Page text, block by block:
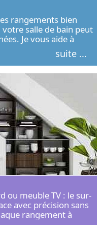
rangements bien
salle de bain peut
Je vous aide à
et adapté à
suite ...
ou meuble TV : le sur-
avec précision sans
rangement à